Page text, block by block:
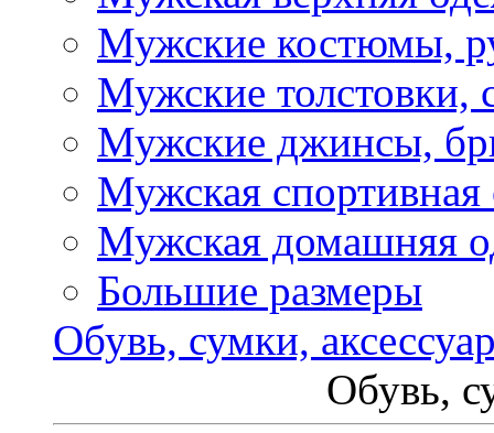
Мужские костюмы,
Мужские толстовки,
Мужские джинсы,
Мужская спортивная
Мужская домашняя
Большие размеры
Обувь, сумки,
Обувь,